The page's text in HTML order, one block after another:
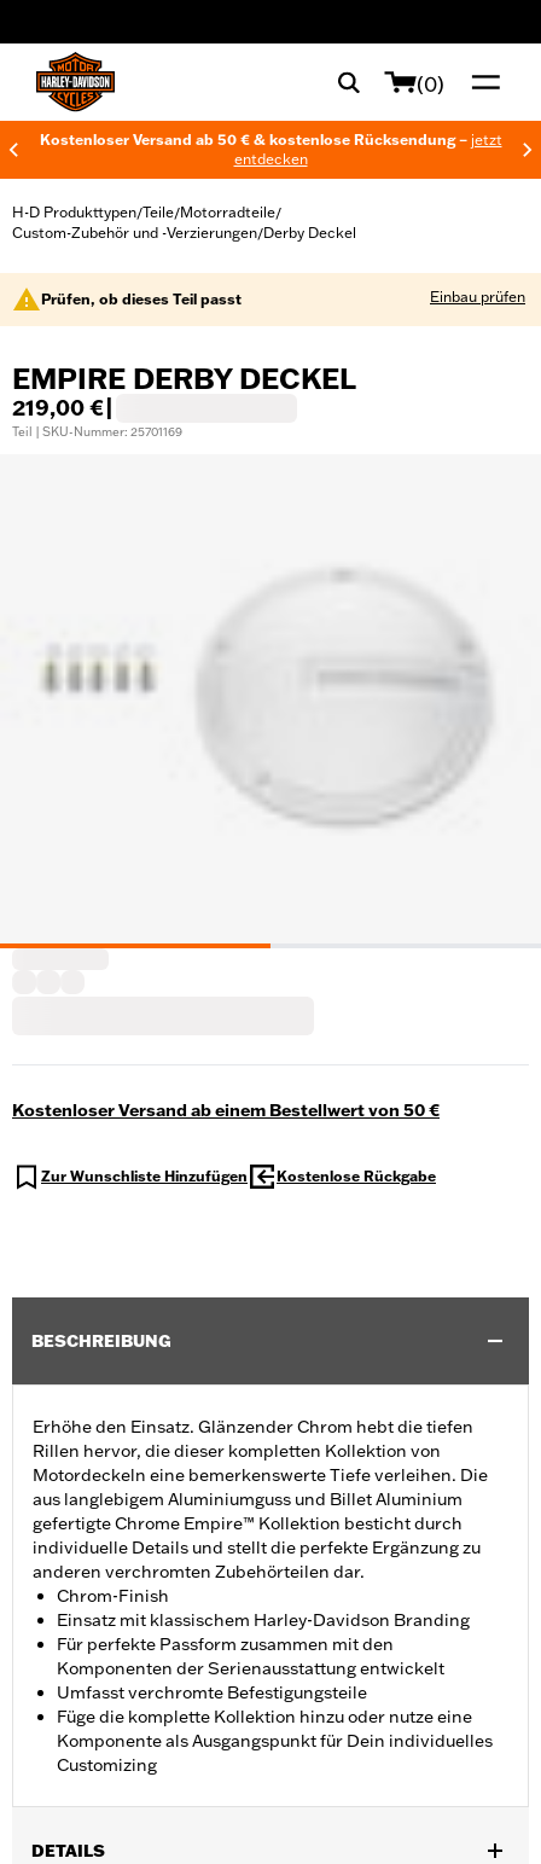
(0)
Kostenloser Versand ab 50 € & kostenlose Rücksendung – jetzt
entdecken
H-D Produkttypen/Teile/Motorradteile/
Custom-Zubehör und -Verzierungen/Derby Deckel
Prüfen, ob dieses Teil passt Einbau prüfen
EMPIRE DERBY DECKEL
219,00 €
Teil | SKU-Nummer: 25701169
Kostenloser Versand ab einem Bestellwert von 50 €
Zur Wunschliste Hinzufügen Kostenlose Rückgabe
BESCHREIBUNG
Erhöhe den Einsatz. Glänzender Chrom hebt die tiefen
Rillen hervor, die dieser kompletten Kollektion von
Motordeckeln eine bemerkenswerte Tiefe verleihen. Die
aus langlebigem Aluminiumguss und Billet Aluminium
gefertigte Chrome Empire™ Kollektion besticht durch
individuelle Details und stellt die perfekte Ergänzung zu
anderen verchromten Zubehörteilen dar.
Chrom-Finish
Einsatz mit klassischem Harley-Davidson Branding
Für perfekte Passform zusammen mit den
Komponenten der Serienausstattung entwickelt
Umfasst verchromte Befestigungsteile
Füge die komplette Kollektion hinzu oder nutze eine
Komponente als Ausgangspunkt für Dein individuelles
Customizing
DETAILS